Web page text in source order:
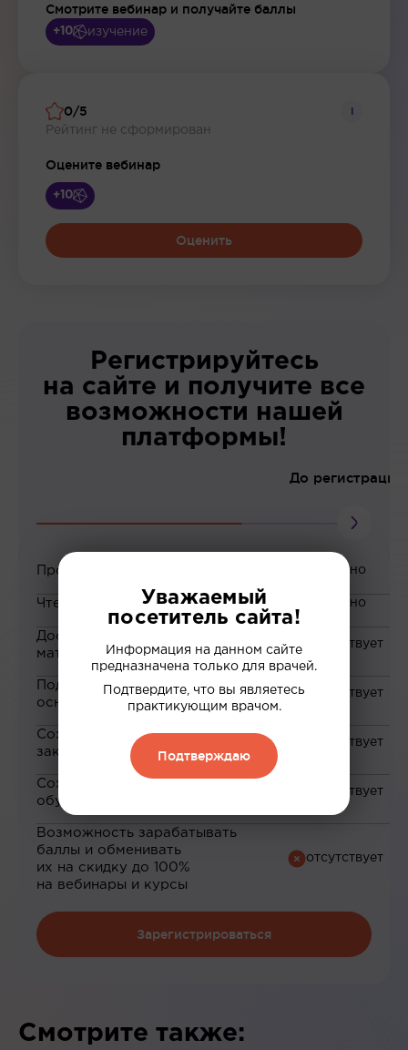
Смотрите вебинар и получайте баллы
+10 изучение
0/5
Рейтинг не сформирован
i
Оцените вебинар
+10
Оценить
Регистрируйтесь
на сайте и получите все
возможности нашей
платформы!
До регистрации
Просмотр вебинаров
Чтение статей
Доступ к закрытым
материалам
Подборка материалов на
основе ваших интересов
Сохранение материалов в
закладки
Сохранение прогресса по
обучению
Возможность зарабатывать
баллы и обменивать
их на скидку до 100%
на вебинары и курсы
Зарегистрироваться
Смотрите также:
Уважаемый
посетитель сайта!
Информация на данном сайте
предназначена только для врачей.
Подтвердите, что вы являетесь
практикующим врачом.
Подтверждаю